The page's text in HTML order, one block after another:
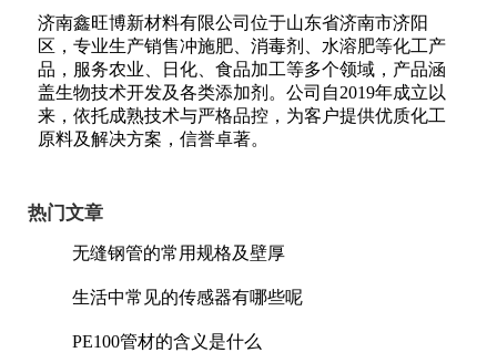
济南鑫旺博新材料有限公司位于山东省济南市济阳
区，专业生产销售冲施肥、消毒剂、水溶肥等化工产
品，服务农业、日化、食品加工等多个领域，产品涵
盖生物技术开发及各类添加剂。公司自2019年成立以
来，依托成熟技术与严格品控，为客户提供优质化工
原料及解决方案，信誉卓著。
热门文章
无缝钢管的常用规格及壁厚
生活中常见的传感器有哪些呢
PE100管材的含义是什么